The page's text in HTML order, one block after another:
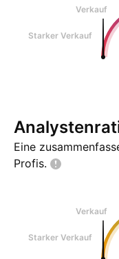
Verkauf
Starker Verkauf
Eine
Profis.
Verkauf
Starker Verkauf